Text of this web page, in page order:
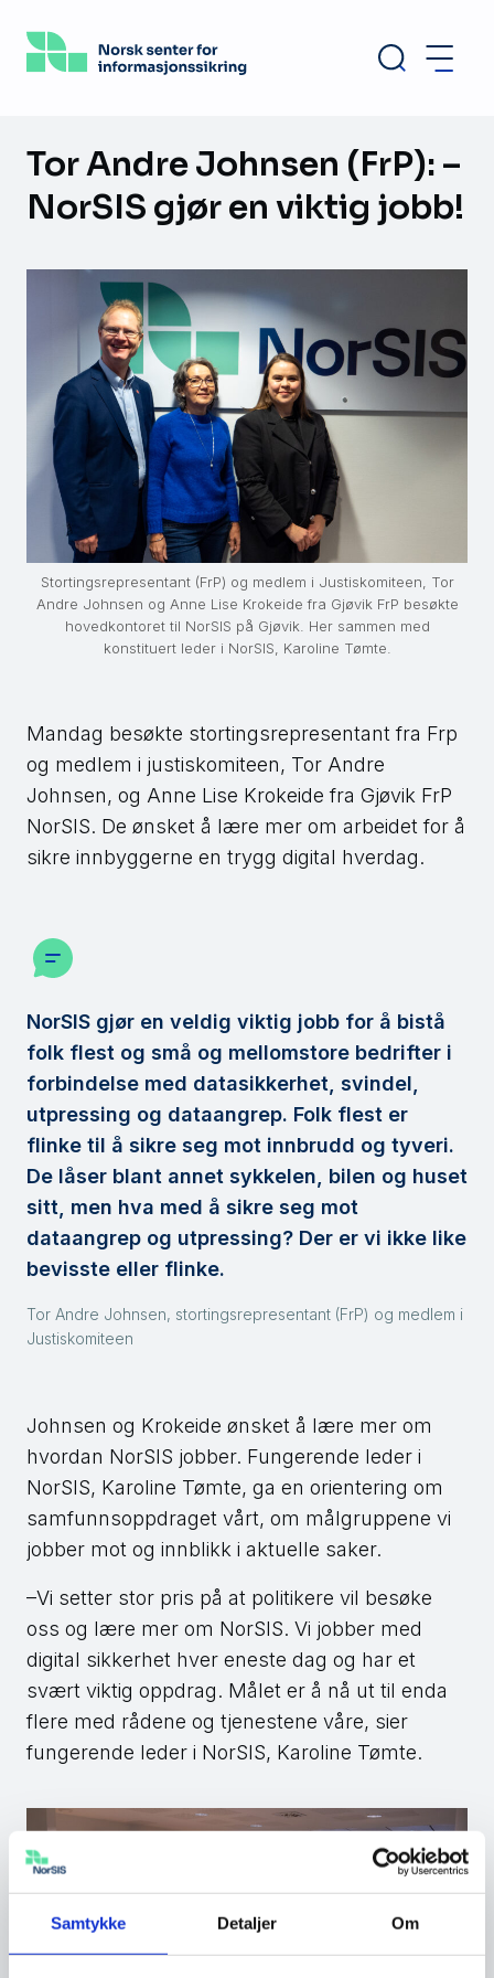
Samtykke Detaljer Om
hovedinnhold
Tor Andre Johnsen (FrP): –
NorSIS gjør en viktig jobb!
Stortingsrepresentant (FrP) og medlem i Justiskomiteen, Tor
Andre Johnsen og Anne Lise Krokeide fra Gjøvik FrP besøkte
hovedkontoret til NorSIS på Gjøvik. Her sammen med
konstituert leder i NorSIS, Karoline Tømte.
Mandag besøkte stortingsrepresentant fra Frp
og medlem i justiskomiteen, Tor Andre
Johnsen, og Anne Lise Krokeide fra Gjøvik FrP
NorSIS. De ønsket å lære mer om arbeidet for å
sikre innbyggerne en trygg digital hverdag.
NorSIS gjør en veldig viktig jobb for å bistå
folk flest og små og mellomstore bedrifter i
forbindelse med datasikkerhet, svindel,
utpressing og dataangrep. Folk flest er
flinke til å sikre seg mot innbrudd og tyveri.
De låser blant annet sykkelen, bilen og huset
sitt, men hva med å sikre seg mot
dataangrep og utpressing? Der er vi ikke like
bevisste eller flinke.
Tor Andre Johnsen, stortingsrepresentant (FrP) og medlem i
Justiskomiteen
Johnsen og Krokeide ønsket å lære mer om
hvordan NorSIS jobber. Fungerende leder i
NorSIS, Karoline Tømte, ga en orientering om
samfunnsoppdraget vårt, om målgruppene vi
jobber mot og innblikk i aktuelle saker.
–Vi setter stor pris på at politikere vil besøke
oss og lære mer om NorSIS. Vi jobber med
digital sikkerhet hver eneste dag og har et
svært viktig oppdrag. Målet er å nå ut til enda
flere med rådene og tjenestene våre, sier
fungerende leder i NorSIS, Karoline Tømte.